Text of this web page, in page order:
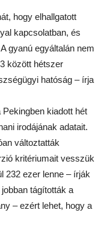
hogy elhallgatott
kapcsolatban, és
gyanú egyáltalán nem
között hétszer
hatóság – írja
kiadott hét
irodájának adatait.
változtatták
kritériumait vesszük
232 ezer lenne – írják
tágították a
– ezért lehet, hogy a